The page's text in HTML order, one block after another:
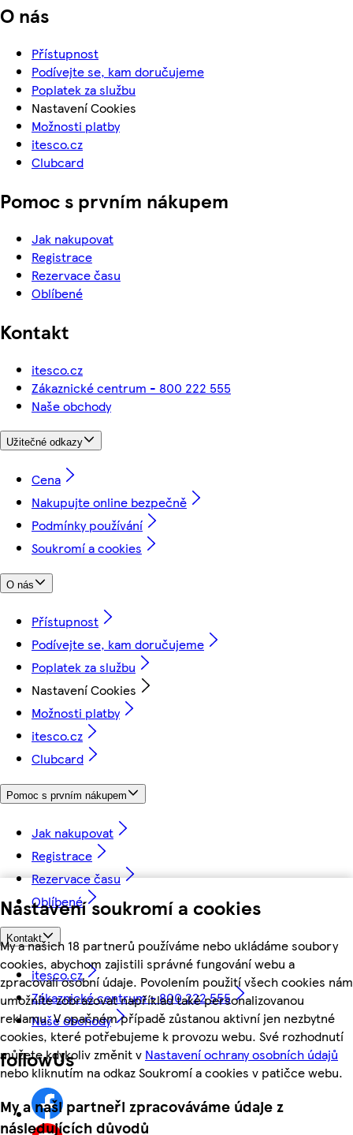
Nastavení soukromí a cookies
My a našich 18 partnerů používáme nebo ukládáme soubory
cookies, abychom zajistili správné fungování webu a
zpracovali osobní údaje. Povolením použití všech cookies nám
umožníte zobrazovat například také personalizovanou
reklamu. V opačném případě zůstanou aktivní jen nezbytné
cookies, které potřebujeme k provozu webu. Své rozhodnutí
můžete kdykoliv změnit v Nastavení ochrany osobních údajů
nebo kliknutím na odkaz Soukromí a cookies v patičce webu.
My a naši partneři zpracováváme údaje z
následujících důvodů
O nás
Přístupnost
Podívejte se, kam doručujeme
Poplatek za službu
Nastavení Cookies
Možnosti platby
itesco.cz
Clubcard
Pomoc s prvním nákupem
Jak nakupovat
Registrace
Rezervace času
Oblíbené
Kontakt
itesco.cz
Zákaznické centrum - 800 222 555
Naše obchody
Užitečné odkazy
Cena
Nakupujte online bezpečně
Podmínky používání
Soukromí a cookies
O nás
Přístupnost
Podívejte se, kam doručujeme
Poplatek za službu
Nastavení Cookies
Možnosti platby
itesco.cz
Clubcard
Pomoc s prvním nákupem
Jak nakupovat
Registrace
Rezervace času
Oblíbené
Kontakt
itesco.cz
Zákaznické centrum - 800 222 555
Naše obchody
followUs